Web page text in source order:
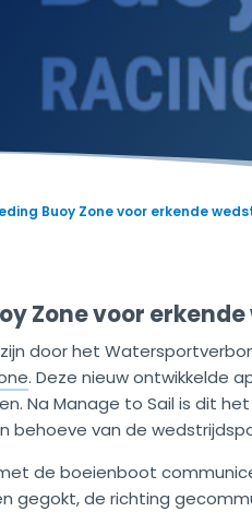
Buoy Zone voor erkende
Zone voor
door het
. Deze nieuw ontwikkelde
Na Manage to Sail is dit
behoeve van de
de boeienboot
gegokt, de richting